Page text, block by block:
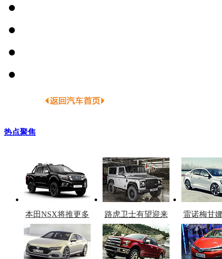
热点聚焦
本田NSX将推更多
车型
路虎卫士有望迎来
复产
雷诺梅甘
官